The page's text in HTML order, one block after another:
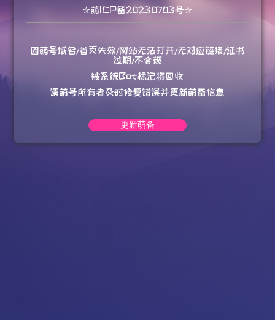
✮萌ICP备20230703号✮
因萌号域名/首页失效/网站无法打开/无对应链接/证书
过期/不合规
被系统Bot标记将回收
请萌号所有者及时修复错误并更新萌备信息